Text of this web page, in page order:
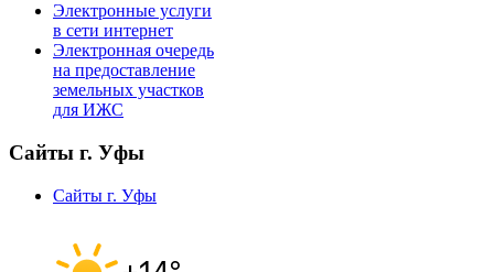
Электронные услуги
в сети интернет
Электронная очередь
на предоставление
земельных участков
для ИЖС
Сайты г. Уфы
Сайты г. Уфы